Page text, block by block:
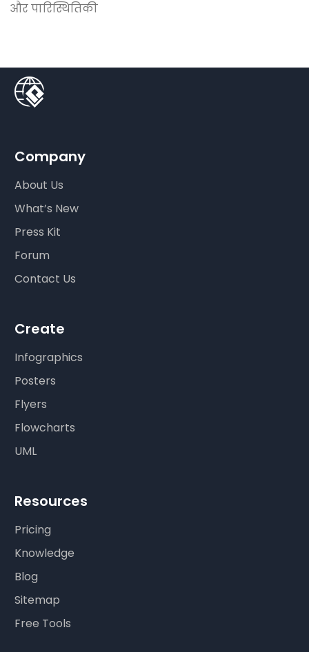
और पारिस्थितिकी
Company
About Us
What’s New
Press Kit
Forum
Contact Us
Create
Infographics
Posters
Flyers
Flowcharts
UML
Resources
Pricing
Knowledge
Blog
Sitemap
Free Tools